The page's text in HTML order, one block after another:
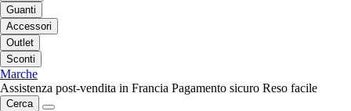
Guanti
Accessori
Outlet
Sconti
Marche
Assistenza post-vendita in Francia Pagamento sicuro Reso facile
Cerca